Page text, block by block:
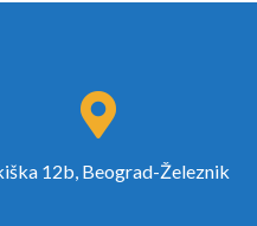
12b, Beograd-Železnik